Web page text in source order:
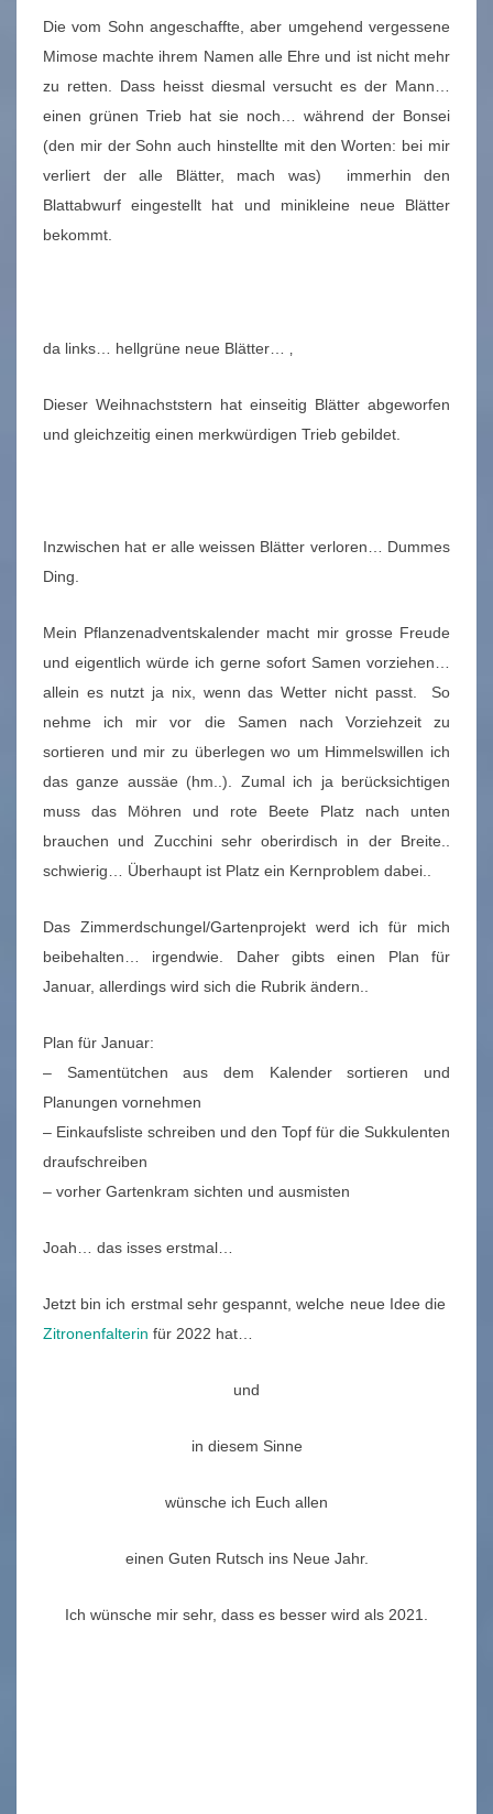
Die vom Sohn angeschaffte, aber umgehend vergessene
Mimose machte ihrem Namen alle Ehre und ist nicht mehr
zu retten. Dass heisst diesmal versucht es der Mann…
einen grünen Trieb hat sie noch… während der Bonsei
(den mir der Sohn auch hinstellte mit den Worten: bei mir
verliert der alle Blätter, mach was) immerhin den
Blattabwurf eingestellt hat und minikleine neue Blätter
bekommt.
da links… hellgrüne neue Blätter… ‚
Dieser Weihnachststern hat einseitig Blätter abgeworfen
und gleichzeitig einen merkwürdigen Trieb gebildet.
Inzwischen hat er alle weissen Blätter verloren… Dummes
Ding.
Mein Pflanzenadventskalender macht mir grosse Freude
und eigentlich würde ich gerne sofort Samen vorziehen…
allein es nutzt ja nix, wenn das Wetter nicht passt. So
nehme ich mir vor die Samen nach Vorziehzeit zu
sortieren und mir zu überlegen wo um Himmelswillen ich
das ganze aussäe (hm..). Zumal ich ja berücksichtigen
muss das Möhren und rote Beete Platz nach unten
brauchen und Zucchini sehr oberirdisch in der Breite..
schwierig… Überhaupt ist Platz ein Kernproblem dabei..
Das Zimmerdschungel/Gartenprojekt werd ich für mich
beibehalten… irgendwie. Daher gibts einen Plan für
Januar, allerdings wird sich die Rubrik ändern..
Plan für Januar:
– Samentütchen aus dem Kalender sortieren und
Planungen vornehmen
– Einkaufsliste schreiben und den Topf für die Sukkulenten
draufschreiben
– vorher Gartenkram sichten und ausmisten
Joah… das isses erstmal…
Jetzt bin ich erstmal sehr gespannt, welche neue Idee die
Zitronenfalterin für 2022 hat…
und
in diesem Sinne
wünsche ich Euch allen
einen Guten Rutsch ins Neue Jahr.
Ich wünsche mir sehr, dass es besser wird als 2021.